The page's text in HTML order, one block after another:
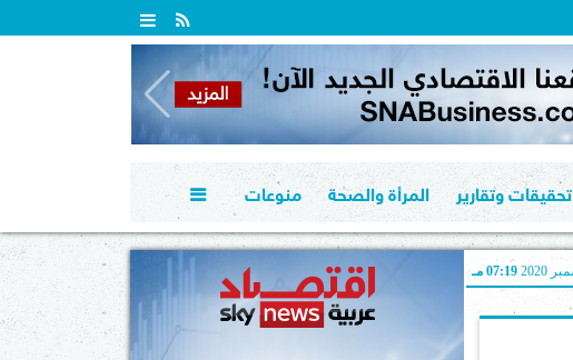
تحقيقات وتقارير المرأة والصحة منوعات 
07:19 مـ